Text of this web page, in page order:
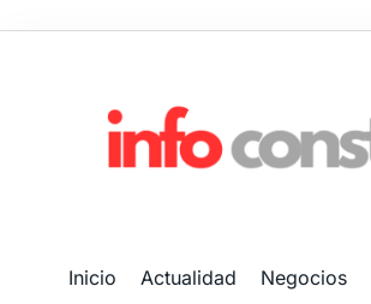
Inicio Actualidad Negocios